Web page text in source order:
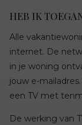
HEB IK
Alle
internet. De
in je woning
jouw e-
een TV met
De werking van